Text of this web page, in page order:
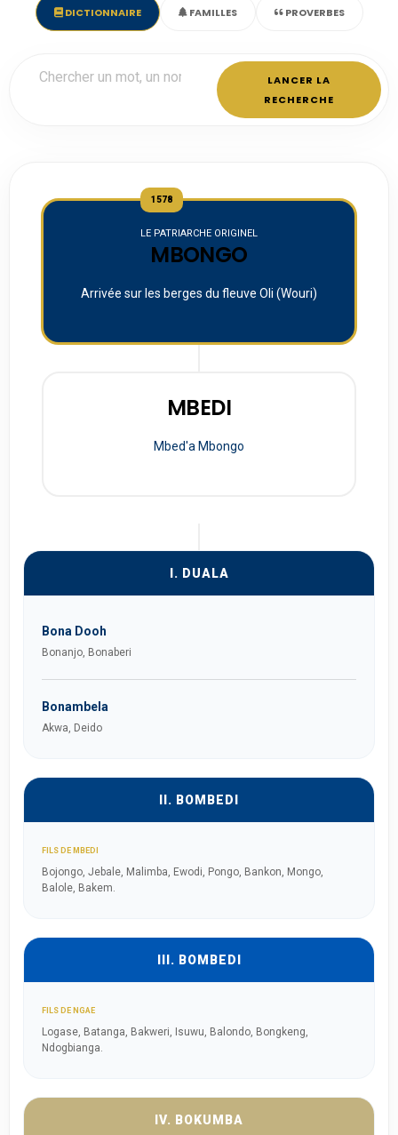
DICTIONNAIRE FAMILLES PROVERBES
LANCER LA
RECHERCHE
1578
LE PATRIARCHE ORIGINEL
MBONGO
Arrivée sur les berges du fleuve Oli (Wouri)
MBEDI
Mbed'a Mbongo
I. DUALA
Bona Dooh
Bonanjo, Bonaberi
Bonambela
Akwa, Deido
II. BOMBEDI
FILS DE MBEDI
Bojongo, Jebale, Malimba, Ewodi, Pongo, Bankon, Mongo,
Balole, Bakem.
III. BOMBEDI
FILS DE NGAE
Logase, Batanga, Bakweri, Isuwu, Balondo, Bongkeng,
Ndogbianga.
IV. BOKUMBA